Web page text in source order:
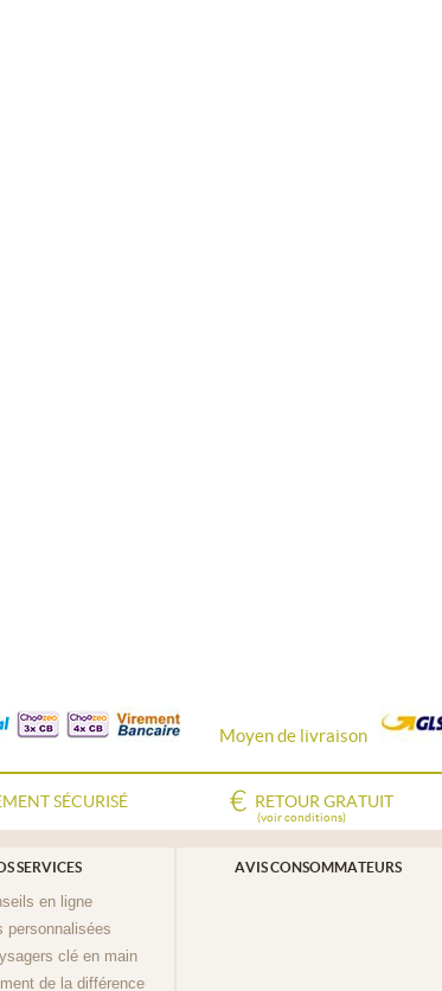
Moyen de livraison
SÉCURISÉ RETOUR GRATUIT
(voir conditions)
SERVICES
en ligne
personnalisées
clé en main
de la différence
AVIS CONSOMMATEURS